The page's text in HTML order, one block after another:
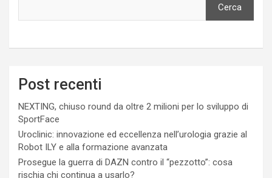
Cerca
Post recenti
NEXTING, chiuso round da oltre 2 milioni per lo sviluppo di
SportFace
Uroclinic: innovazione ed eccellenza nell’urologia grazie al
Robot ILY e alla formazione avanzata
Prosegue la guerra di DAZN contro il “pezzotto”: cosa
rischia chi continua a usarlo?